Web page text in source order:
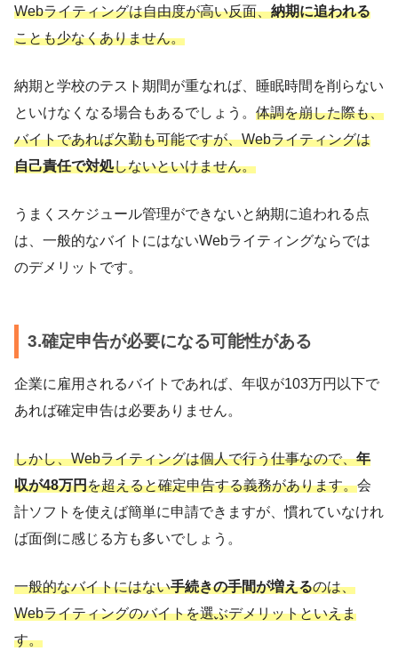
Webライティングは自由度が高い反面、納期に追われる
ことも少なくありません。
納期と学校のテスト期間が重なれば、睡眠時間を削らない
といけなくなる場合もあるでしょう。 体調を崩した際も、
バイトであれば欠勤も可能ですが、Webライティングは
自己責任で対処しないといけません。
うまくスケジュール管理ができないと納期に追われる点
は、一般的なバイトにはないWebライティングならでは
のデメリットです。
3.確定申告が必要になる可能性がある
企業に雇用されるバイトであれば、年収が103万円以下で
あれば確定申告は必要ありません。
しかし、Webライティングは個人で行う仕事なので、年
収が48万円を超えると確定申告する義務があります。会
計ソフトを使えば簡単に申請できますが、慣れていなけれ
ば面倒に感じる方も多いでしょう。
一般的なバイトにはない手続きの手間が増えるのは、
Webライティングのバイトを選ぶデメリットといえま
す。